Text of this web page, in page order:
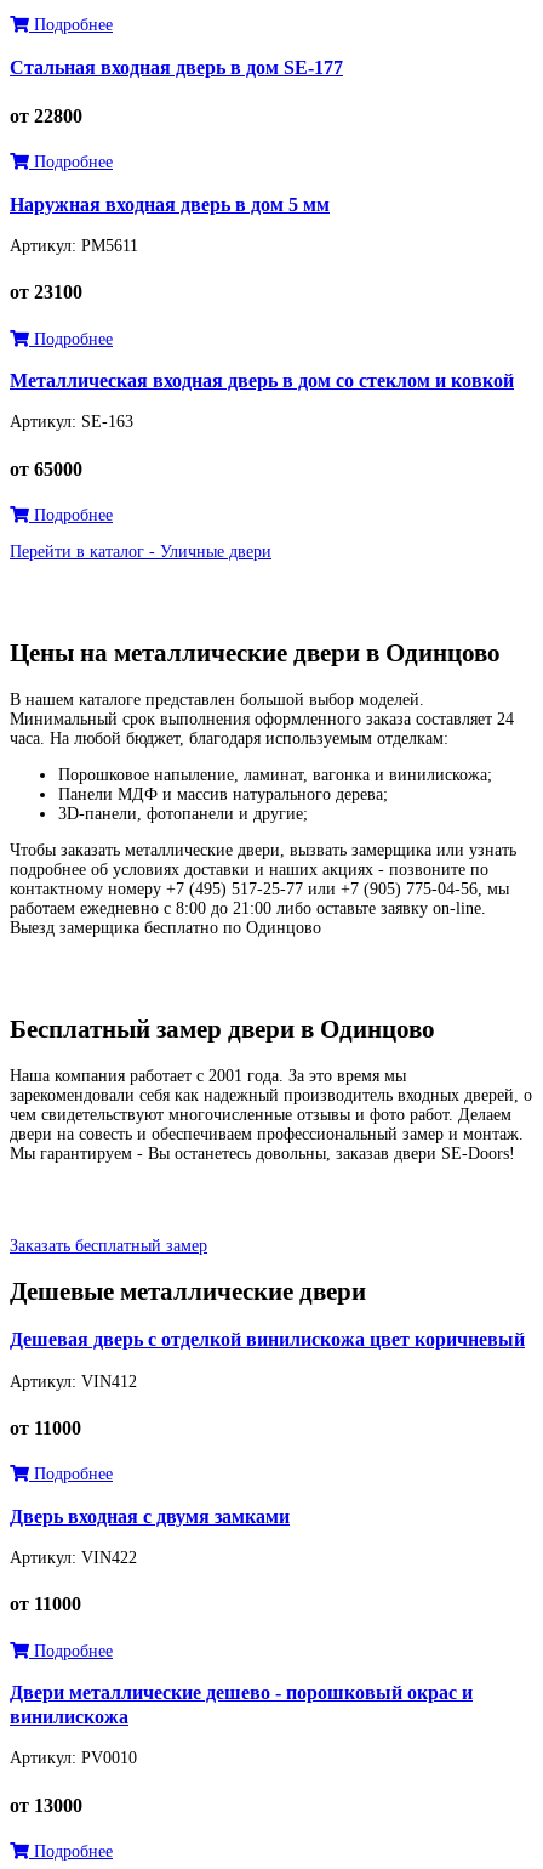
Подробнее
Стальная входная дверь в дом SE-177
от 22800
Подробнее
Наружная входная дверь в дом 5 мм
Артикул: РМ5611
от 23100
Подробнее
Металлическая входная дверь в дом со стеклом и ковкой
Артикул: SE-163
от 65000
Подробнее
Перейти в каталог - Уличные двери
Цены на металлические двери в Одинцово
В нашем каталоге представлен большой выбор моделей.
Минимальный срок выполнения оформленного заказа составляет 24
часа. На любой бюджет, благодаря используемым отделкам:
Порошковое напыление, ламинат, вагонка и винилискожа;
Панели МДФ и массив натурального дерева;
3D-панели, фотопанели и другие;
Чтобы заказать металлические двери, вызвать замерщика или узнать
подробнее об условиях доставки и наших акциях - позвоните по
контактному номеру +7 (495) 517-25-77 или +7 (905) 775-04-56, мы
работаем ежедневно с 8:00 до 21:00 либо оставьте заявку on-line.
Выезд замерщика бесплатно по Одинцово
Бесплатный замер двери в Одинцово
Наша компания работает с 2001 года. За это время мы
зарекомендовали себя как надежный производитель входных дверей, о
чем свидетельствуют многочисленные отзывы и фото работ. Делаем
двери на совесть и обеспечиваем профессиональный замер и монтаж.
Мы гарантируем - Вы останетесь довольны, заказав двери SE-Doors!
Заказать бесплатный замер
Дешевые металлические двери
Дешевая дверь с отделкой винилискожа цвет коричневый
Артикул: VIN412
от 11000
Подробнее
Дверь входная с двумя замками
Артикул: VIN422
от 11000
Подробнее
Двери металлические дешево - порошковый окрас и
винилискожа
Артикул: РV0010
от 13000
Подробнее